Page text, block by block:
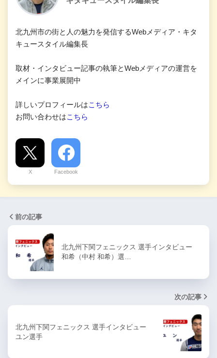
北九州市の街と人の魅力を発信するWebメディア・キタ
キュースタイル編集長
取材・インタビュー記事の執筆とWebメディアの運営を
メインに事業展開中
詳しいプロフィールはこちら
お問い合わせはこちら
X Facebook
前の記事
北九州下関フェニックス 選手インタビュー
和希（中村 和希）選…
次の記事
北九州下関フェニックス 選手インタビュー
ユン選手